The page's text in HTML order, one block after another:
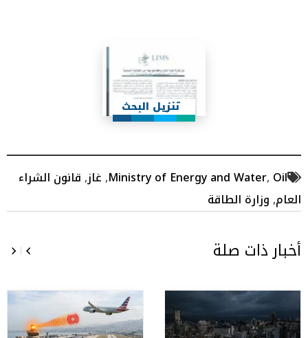
تنزيل البحث
Ministry of Energy and Water, Oil
,غاز,قانون الشراء
العام,وزارة الطاقة
أخبار ذات صلة